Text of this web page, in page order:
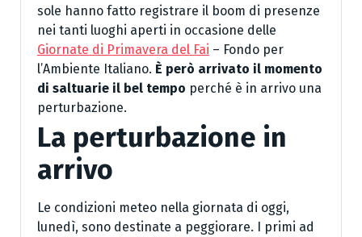
sole hanno fatto registrare il boom di presenze
nei tanti luoghi aperti in occasione delle
Giornate di Primavera del Fai – Fondo per
l’Ambiente Italiano. È però arrivato il momento
di saltuarie il bel tempo perché è in arrivo una
perturbazione.
La perturbazione in
arrivo
Le condizioni meteo nella giornata di oggi,
lunedì, sono destinate a peggiorare. I primi ad